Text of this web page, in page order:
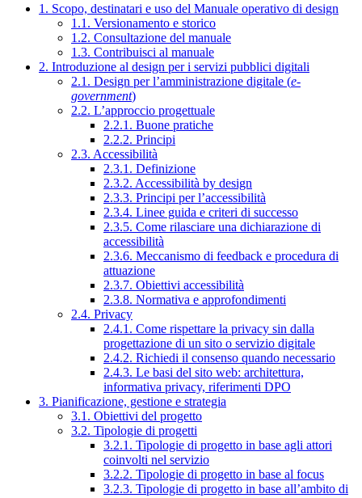
1. Scopo, destinatari e uso del Manuale operativo di design
1.1. Versionamento e storico
1.2. Consultazione del manuale
1.3. Contribuisci al manuale
2. Introduzione al design per i servizi pubblici digitali
2.1. Design per l’amministrazione digitale (e-
government)
2.2. L’approccio progettuale
2.2.1. Buone pratiche
2.2.2. Principi
2.3. Accessibilità
2.3.1. Definizione
2.3.2. Accessibilità by design
2.3.3. Principi per l’accessibilità
2.3.4. Linee guida e criteri di successo
2.3.5. Come rilasciare una dichiarazione di
accessibilità
2.3.6. Meccanismo di feedback e procedura di
attuazione
2.3.7. Obiettivi accessibilità
2.3.8. Normativa e approfondimenti
2.4. Privacy
2.4.1. Come rispettare la privacy sin dalla
progettazione di un sito o servizio digitale
2.4.2. Richiedi il consenso quando necessario
2.4.3. Le basi del sito web: architettura,
informativa privacy, riferimenti DPO
3. Pianificazione, gestione e strategia
3.1. Obiettivi del progetto
3.2. Tipologie di progetti
3.2.1. Tipologie di progetto in base agli attori
coinvolti nel servizio
3.2.2. Tipologie di progetto in base al focus
3.2.3. Tipologie di progetto in base all’ambito di